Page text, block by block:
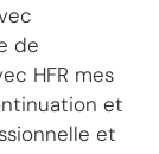
de
HFR mes
et
et